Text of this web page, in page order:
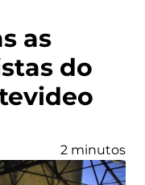
as
do
2 minutos